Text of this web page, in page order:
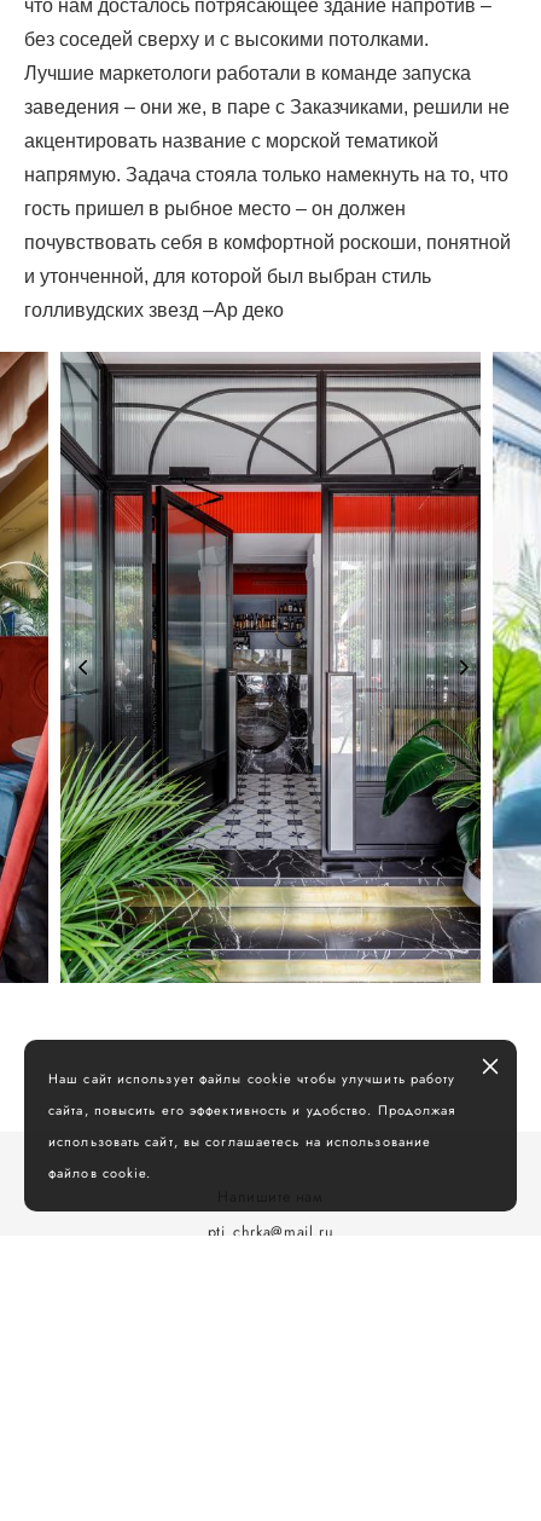
что нам досталось потрясающее здание напротив –
без соседей сверху и с высокими потолками.
Лучшие маркетологи работали в команде запуска
заведения – они же, в паре с Заказчиками, решили не
акцентировать название с морской тематикой
напрямую. Задача стояла только намекнуть на то, что
гость пришел в рыбное место – он должен
почувствовать себя в комфортной роскоши, понятной
и утонченной, для которой был выбран стиль
голливудских звезд –Ар деко
pti_chrka@mail.ru
Наш сайт использует файлы cookie чтобы улучшить работу
сайта, повысить его эффективность и удобство. Продолжая
использовать сайт, вы соглашаетесь на использование
файлов cookie.